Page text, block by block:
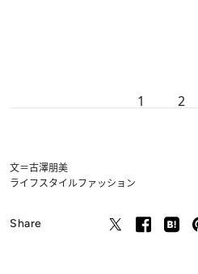
1 2
文＝古澤朋美
ライフスタイルファッション
Share